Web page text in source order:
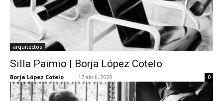
arquitectos
Silla Paimio | Borja López Cotelo
Borja López Cotelo - 17 abril, 2020 0